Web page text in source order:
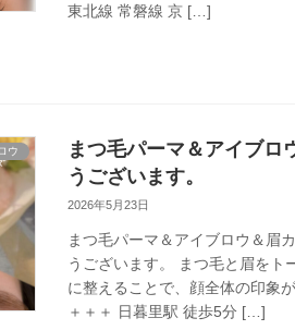
東北線 常磐線 京 […]
ウ
まつ毛パーマ＆アイブロ
うございます。
2026年5月23日
まつ毛パーマ＆アイブロウ＆眉
うございます。 まつ毛と眉をト
に整えることで、顔全体の印象
＋＋＋ 日暮里駅 徒歩5分 […]